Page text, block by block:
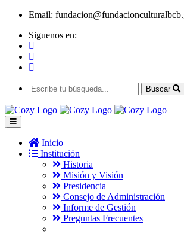
Email:
Siguenos en:
Buscar
Inicio
Institución
Historia
Misión y Visión
Presidencia
Consejo de Administración
Informe de Gestión
Preguntas Frecuentes